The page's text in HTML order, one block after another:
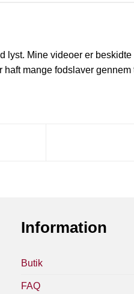
lyst. Mine videoer er
mange fodslaver
Information
Butik
FAQ